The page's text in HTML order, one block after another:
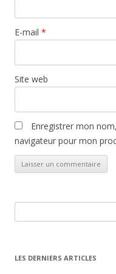
E-mail *
Site web
Enregistrer mon
navigateur pour mon
LES DERNIERS ARTICLES